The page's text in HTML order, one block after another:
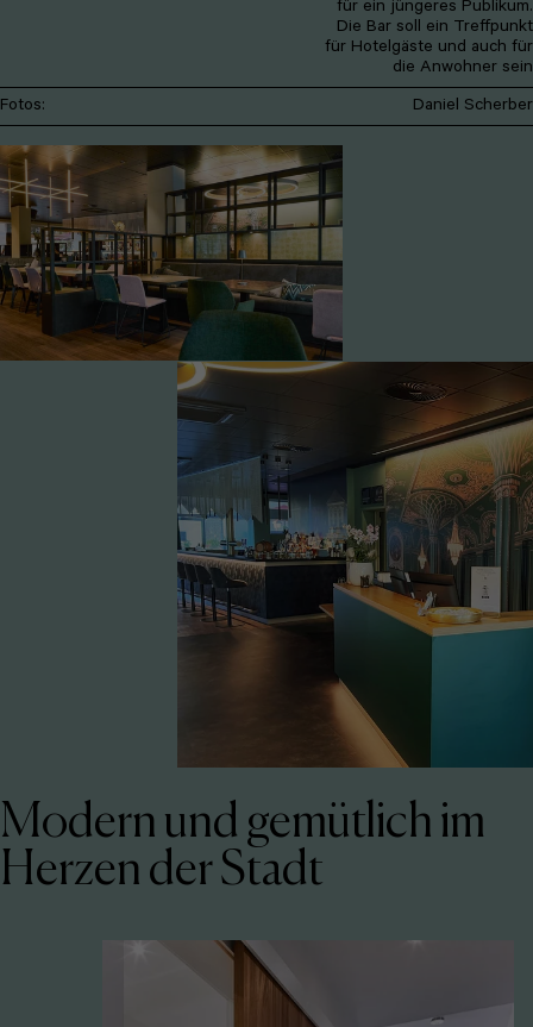
für ein jüngeres Publikum.
Die Bar soll ein Treffpunkt
für Hotelgäste und auch für
die Anwohner sein
Fotos: Daniel Scherber
Modern und gemütlich im
Herzen der Stadt